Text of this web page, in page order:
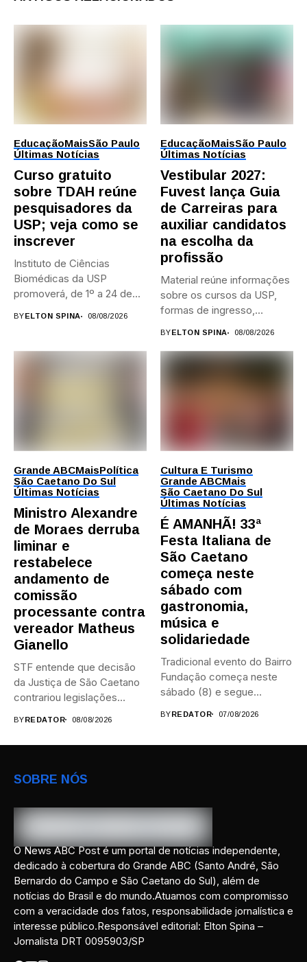
EducaçãoMaisSão Paulo
Últimas Notícias
Curso gratuito
sobre TDAH reúne
pesquisadores da
USP; veja como se
inscrever
Instituto de Ciências
Biomédicas da USP
promoverá, de 1º a 24 de...
BY ELTON SPINA 08/08/2026
EducaçãoMaisSão Paulo
Últimas Notícias
Vestibular 2027:
Fuvest lança Guia
de Carreiras para
auxiliar candidatos
na escolha da
profissão
Material reúne informações
sobre os cursos da USP,
formas de ingresso,
BY ELTON SPINA 08/08/2026
Grande ABCMaisPolítica
São Caetano Do Sul
Últimas Notícias
Ministro Alexandre
de Moraes derruba
liminar e
restabelece
andamento de
comissão
processante contra
vereador Matheus
Gianello
STF entende que decisão
da Justiça de São Caetano
contrariou legislações
BYREDATOR 08/08/2026
Cultura E Turismo
Grande ABCMais
São Caetano Do Sul
Últimas Notícias
É AMANHÃ! 33ª
Festa Italiana de
São Caetano
começa neste
sábado com
gastronomia,
música e
solidariedade
Tradicional evento do Bairro
Fundação começa neste
sábado (8) e segue
BYREDATOR 07/08/2026
SOBRE NÓS
O News ABC Post é um portal de notícias independente,
dedicado à cobertura do Grande ABC (Santo André, São
Bernardo do Campo e São Caetano do Sul), além de
notícias do Brasil e do mundo.Atuamos com compromisso
com a veracidade dos fatos, responsabilidade jornalística e
interesse público.Responsável editorial: Elton Spina –
Jornalista DRT 0095903/SP